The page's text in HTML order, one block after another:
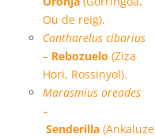
Ou de reig).
Cantharelus cibarius
– Rebozuelo (Ziza
Hori, Rossinyol).
Marasmius oreades
–
Senderilla